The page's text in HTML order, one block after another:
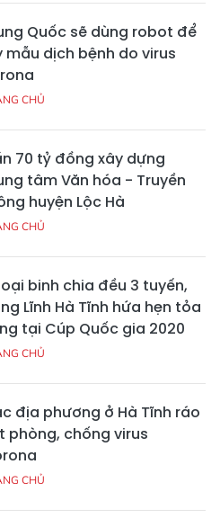
Quốc sẽ dùng robot để
mẫu dịch bệnh do virus
CHỦ
70 tỷ đồng xây dựng
tâm Văn hóa - Truyền
huyện Lộc Hà
CHỦ
binh chia đều 3 tuyến,
Lĩnh Hà Tĩnh hứa hẹn tỏa
tại Cúp Quốc gia 2020
CHỦ
địa phương ở Hà Tĩnh ráo
phòng, chống virus
CHỦ